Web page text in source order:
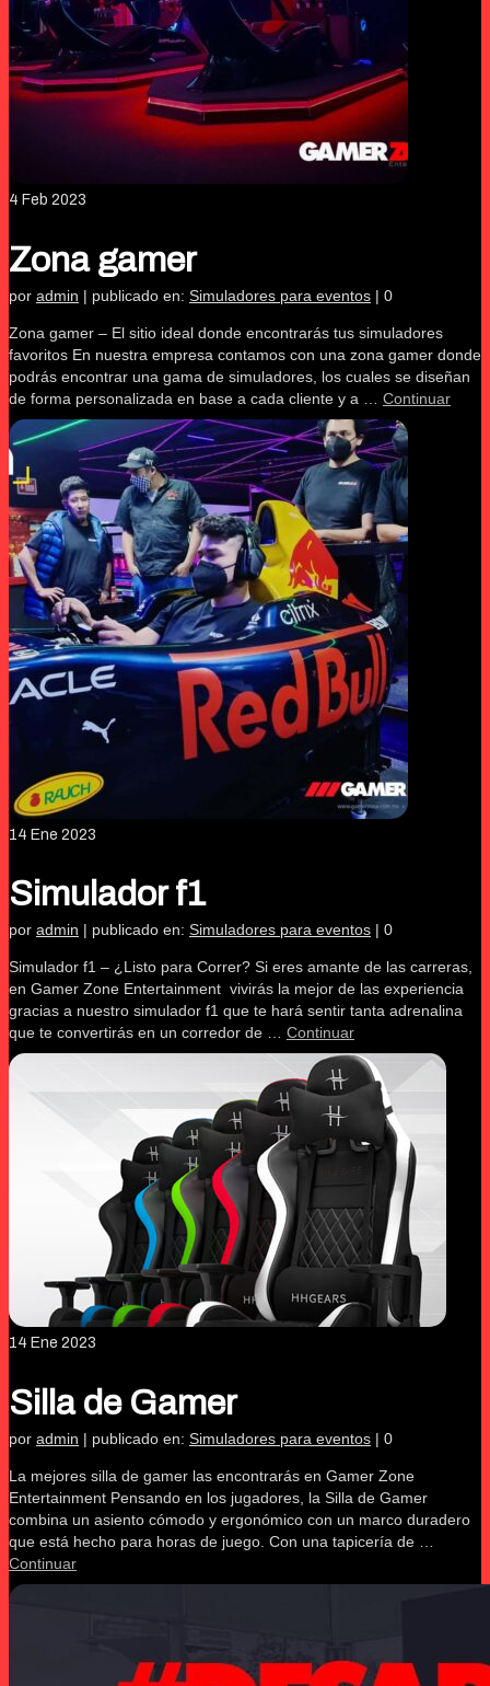
4 Feb 2023
Zona gamer
por admin | publicado en: Simuladores para eventos | 0
Zona gamer – El sitio ideal donde encontrarás tus simuladores
favoritos En nuestra empresa contamos con una zona gamer donde
podrás encontrar una gama de simuladores, los cuales se diseñan
de forma personalizada en base a cada cliente y a … Continuar
14 Ene 2023
Simulador f1
por admin | publicado en: Simuladores para eventos | 0
Simulador f1 – ¿Listo para Correr? Si eres amante de las carreras,
en Gamer Zone Entertainment vivirás la mejor de las experiencia
gracias a nuestro simulador f1 que te hará sentir tanta adrenalina
que te convertirás en un corredor de … Continuar
14 Ene 2023
Silla de Gamer
por admin | publicado en: Simuladores para eventos | 0
La mejores silla de gamer las encontrarás en Gamer Zone
Entertainment Pensando en los jugadores, la Silla de Gamer
combina un asiento cómodo y ergonómico con un marco duradero
que está hecho para horas de juego. Con una tapicería de …
Continuar